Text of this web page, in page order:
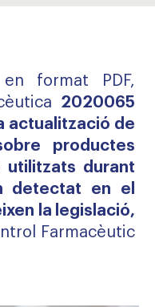
format PDF,
2020065
actualització de
productes
utilitzats durant
detectat en el
la legislació,
Farmacèutic